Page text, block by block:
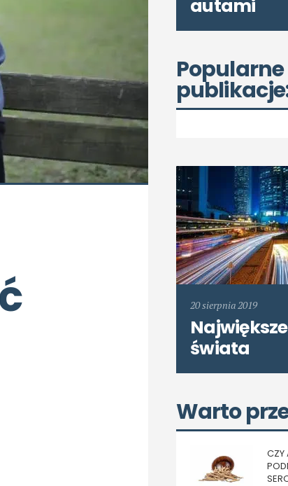
autami
Popularne
20 sierpnia 2019
świata
Warto
CZY